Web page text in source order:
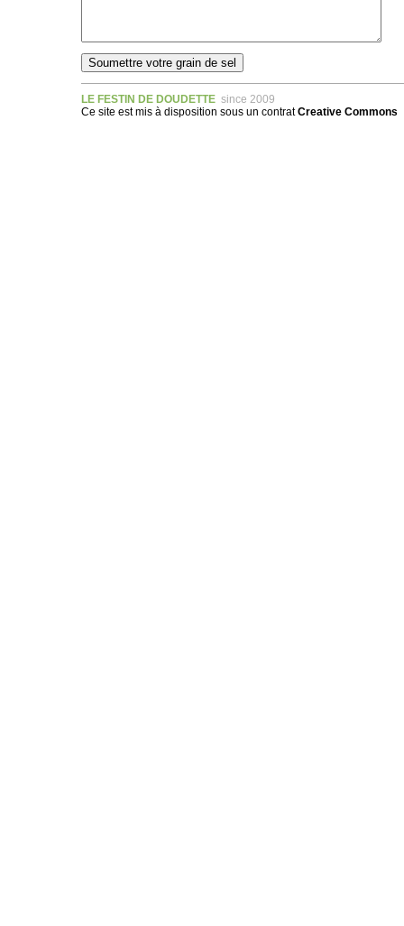
LE FESTIN DE DOUDETTE since 2009
Ce site est mis à disposition sous un contratCreative Commons